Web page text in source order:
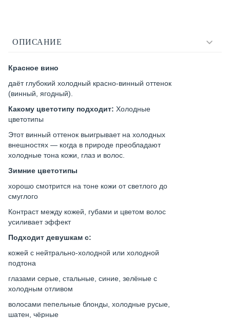
ОПИСАНИЕ
Красное вино
даёт глубокий холодный красно-винный оттенок
(винный, ягодный).
Какому цветотипу подходит: Холодные
цветотипы
Этот винный оттенок выигрывает на холодных
внешностях — когда в природе преобладают
холодные тона кожи, глаз и волос.
Зимние цветотипы
хорошо смотрится на тоне кожи от светлого до
смуглого
Контраст между кожей, губами и цветом волос
усиливает эффект
Подходит девушкам с:
кожей с нейтрально-холодной или холодной
подтона
глазами серые, стальные, синие, зелёные с
холодным отливом
волосами пепельные блонды, холодные русые,
шатен, чёрные